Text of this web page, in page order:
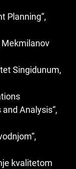
Planning“,
Mekmilanov
Singidunum,
Analysis“,
kvalitetom